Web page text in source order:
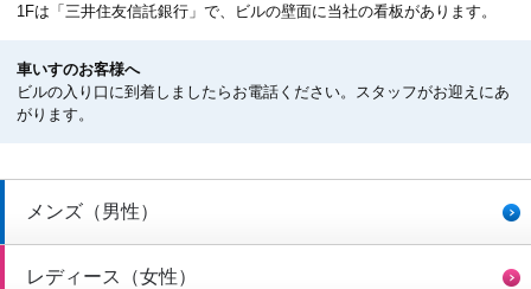
1Fは「三井住友信託銀行」で、ビルの壁面に当社の看板があります。
車いすのお客様へ
ビルの入り口に到着しましたらお電話ください。スタッフがお迎えにあ
がります。
メンズ（男性）
レディース（女性）